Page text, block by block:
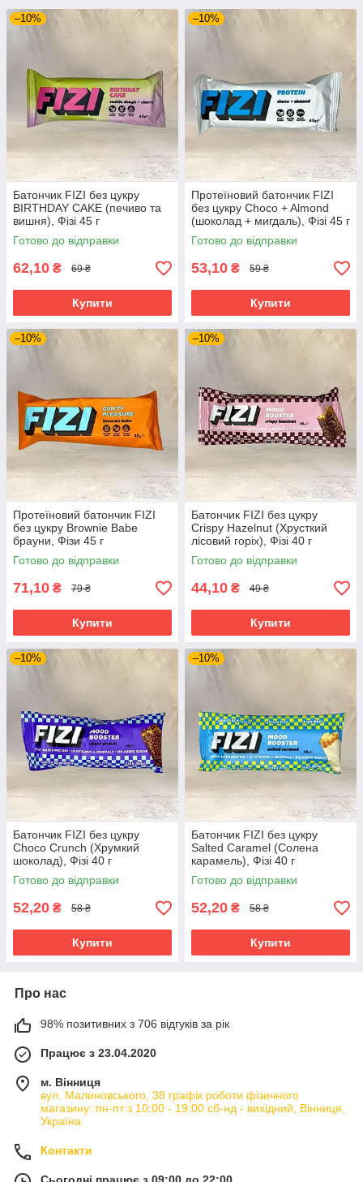
–10%
Батончик FIZI без цукру
BIRTHDAY CAKE (печиво та
вишня), Фізі 45 г
Готово до відправки
62,10 ₴ 69 ₴
Купити
–10%
Протеїновий батончик FIZI
без цукру Choco + Almоnd
(шоколад + мигдаль), Фізі 45 г
Готово до відправки
53,10 ₴ 59 ₴
Купити
–10%
Протеїновий батончик FIZI
без цукру Brownie Babe
брауни, Фізи 45 г
Готово до відправки
71,10 ₴ 79 ₴
Купити
–10%
Батончик FIZI без цукру
Crispy Hazelnut (Хрусткий
лісовий горіх), Фізі 40 г
Готово до відправки
44,10 ₴ 49 ₴
Купити
–10%
Батончик FIZI без цукру
Choco Crunch (Хрумкий
шоколад), Фізі 40 г
Готово до відправки
52,20 ₴ 58 ₴
Купити
–10%
Батончик FIZI без цукру
Salted Caramel (Солена
карамель), Фізі 40 г
Готово до відправки
52,20 ₴ 58 ₴
Купити
Про нас
98% позитивних з 706 відгуків за рік
Працює з 23.04.2020
м. Вінниця
вул. Малиновського, 38 графік роботи фізичного
магазину: пн-пт з 10:00 - 19:00 сб-нд - вихідний, Вінниця,
Україна
Контакти